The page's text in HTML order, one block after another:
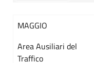
MAGGIO
Area Ausiliari del
Traffico